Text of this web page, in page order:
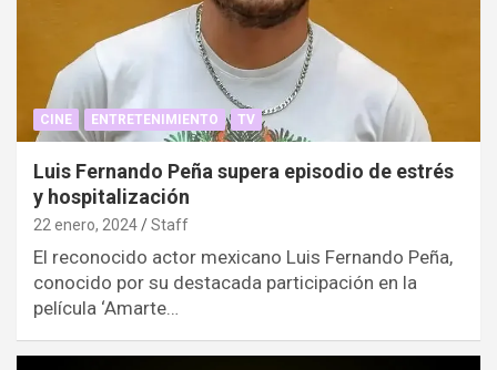
CINE ENTRETENIMIENTO TV
Luis Fernando Peña supera episodio de estrés
y hospitalización
22 enero, 2024 Staff
El reconocido actor mexicano Luis Fernando Peña,
conocido por su destacada participación en la
película ‘Amarte…